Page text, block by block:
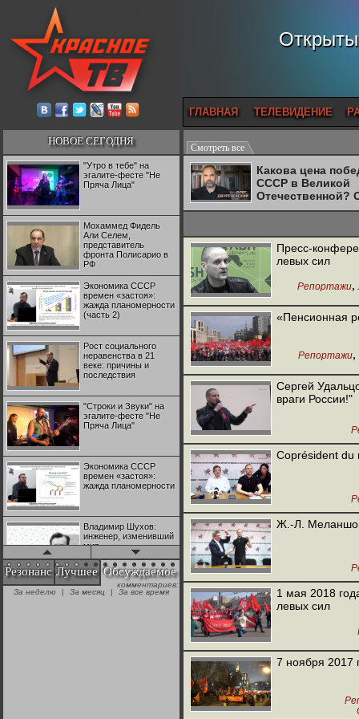
ГЛАВНАЯ ТЕЛЕВИДЕНИЕ
НОВОЕ СЕГОДНЯ
"Утро в тебе" на
эгалите-фесте "Не
Пряча Лица"
Мохаммед Фидель
Али Селем,
представитель
фронта Полисарио в
РФ
Экономика СССР
времен «застоя»:
жажда планомерности
(часть 2)
Рост социального
неравенства в 21
веке: причины и
последствия
"Строки и Звуки" на
эгалите-фесте "Не
Пряча Лица"
Экономика СССР
времен «застоя»:
жажда планомерности
Владимир Шухов:
инженер, изменивший
мир
"Аркадий Коц" на
эгалите-фесте "Не
Резонанс Лучшее Обсуждаемое
комментариев:
За неделю
| За месяц | За все время
Смотреть все
Какова цена
СССР в Великой
Отечественной?
Двуреченский о
Пресс-
левых сил
Репортажи,
«Пенсионная
Репортажи,
Сергей
враги России!"
Coprésident du
Ж.-Л.
1 мая 2018
левых сил
7 ноября 2017